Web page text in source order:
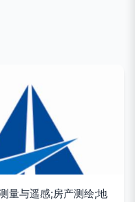
量与遥感;房产测绘;地